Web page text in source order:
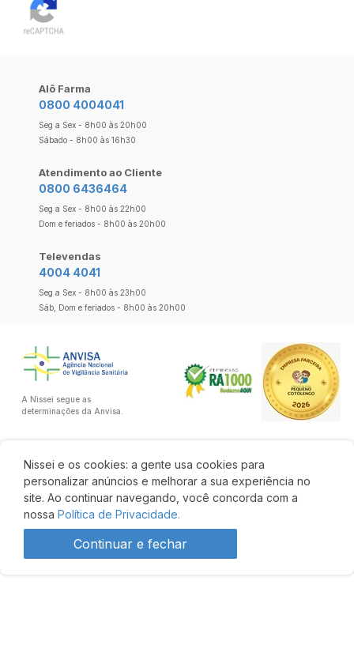
Nissei e os cookies: a gente usa cookies para
personalizar anúncios e melhorar a sua experiência no
site. Ao continuar navegando, você concorda com a
nossa Política de Privacidade.
Continuar e fechar
Alô Farma
0800 4004041
Seg a Sex - 8h00 às 20h00
Sábado - 8h00 às 16h30
Atendimento ao Cliente
0800 6436464
Seg a Sex - 8h00 às 22h00
Dom e feriados - 8h00 às 20h00
Televendas
4004 4041
Seg a Sex - 8h00 às 23h00
Sáb, Dom e feriados - 8h00 às 20h00
A Nissei segue as
determinações da Anvisa.